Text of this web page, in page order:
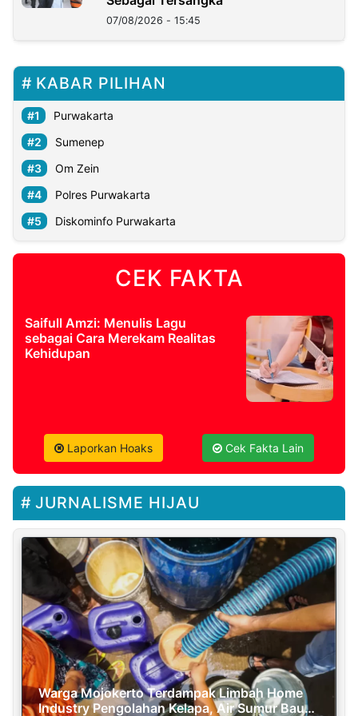
07/08/2026 - 15:45
KABAR PILIHAN
Purwakarta
Sumenep
Om Zein
Polres Purwakarta
Diskominfo Purwakarta
CEK FAKTA
Saifull Amzi: Menulis Lagu
sebagai Cara Merekam Realitas
Kehidupan
Laporkan Hoaks Cek Fakta Lain
JURNALISME HIJAU
Warga Mojokerto Terdampak Limbah Home
Industry Pengolahan Kelapa, Air Sumur Bau